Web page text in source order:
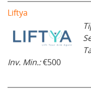
Liftya
Inv. Min.:€500